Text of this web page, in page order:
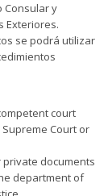
Consular y
Exteriores.
se podrá utilizar
court
Court or
documents
department of